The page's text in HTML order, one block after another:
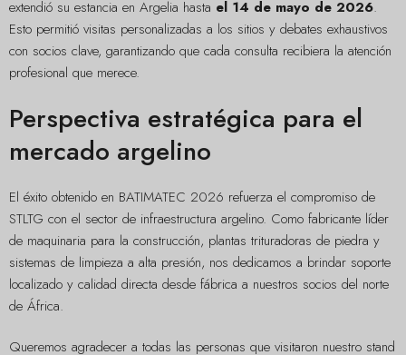
extendió su estancia en Argelia hasta el 14 de mayo de 2026.
Esto permitió visitas personalizadas a los sitios y debates exhaustivos
con socios clave, garantizando que cada consulta recibiera la atención
profesional que merece.
Perspectiva estratégica para el
mercado argelino
El éxito obtenido en BATIMATEC 2026 refuerza el compromiso de
STLTG con el sector de infraestructura argelino. Como fabricante líder
de maquinaria para la construcción, plantas trituradoras de piedra y
sistemas de limpieza a alta presión, nos dedicamos a brindar soporte
localizado y calidad directa desde fábrica a nuestros socios del norte
de África.
Queremos agradecer a todas las personas que visitaron nuestro stand